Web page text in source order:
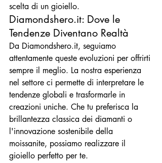
scelta di un gioiello.
Diamondshero.it: Dove le
Tendenze Diventano Realtà
Da Diamondshero.it, seguiamo
attentamente queste evoluzioni per offrirti
sempre il meglio. La nostra esperienza
nel settore ci permette di interpretare le
tendenze globali e trasformarle in
creazioni uniche. Che tu preferisca la
brillantezza classica dei diamanti o
l'innovazione sostenibile della
moissanite, possiamo realizzare il
gioiello perfetto per te.